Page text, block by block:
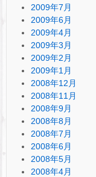
2009年7月
2009年6月
2009年4月
2009年3月
2009年2月
2009年1月
2008年12月
2008年11月
2008年9月
2008年8月
2008年7月
2008年6月
2008年5月
2008年4月